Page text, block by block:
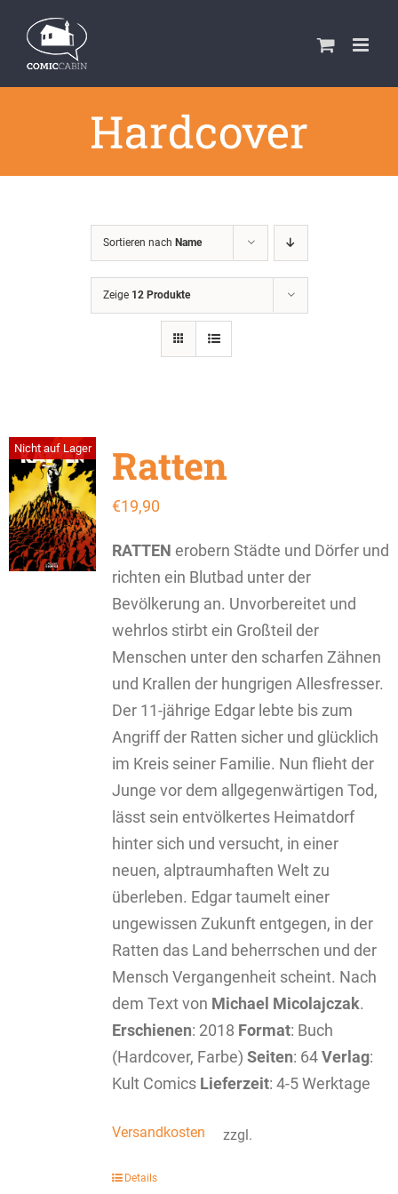
Inhalt
springen
Hardcover
Sortieren nach Name
Zeige 12 Produkte
Nicht auf Lager Ratten
€19,90
RATTEN erobern Städte und Dörfer und
richten ein Blutbad unter der
Bevölkerung an. Unvorbereitet und
wehrlos stirbt ein Großteil der
Menschen unter den scharfen Zähnen
und Krallen der hungrigen Allesfresser.
Der 11-jährige Edgar lebte bis zum
Angriff der Ratten sicher und glücklich
im Kreis seiner Familie. Nun flieht der
Junge vor dem allgegenwärtigen Tod,
lässt sein entvölkertes Heimatdorf
hinter sich und versucht, in einer
neuen, alptraumhaften Welt zu
überleben. Edgar taumelt einer
ungewissen Zukunft entgegen, in der
Ratten das Land beherrschen und der
Mensch Vergangenheit scheint. Nach
dem Text von Michael Micolajczak.
Erschienen: 2018 Format: Buch
(Hardcover, Farbe) Seiten: 64Verlag:
Kult Comics Lieferzeit: 4-5 Werktage
zzgl.
Versandkosten
Details